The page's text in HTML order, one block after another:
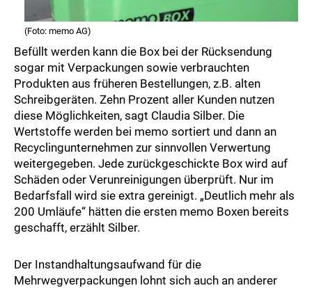
(Foto: memo AG)
Befüllt werden kann die Box bei der Rücksendung
sogar mit Verpackungen sowie verbrauchten
Produkten aus früheren Bestellungen, z.B. alten
Schreibgeräten. Zehn Prozent aller Kunden nutzen
diese Möglichkeiten, sagt Claudia Silber. Die
Wertstoffe werden bei memo sortiert und dann an
Recyclingunternehmen zur sinnvollen Verwertung
weitergegeben. Jede zurückgeschickte Box wird auf
Schäden oder Verunreinigungen überprüft. Nur im
Bedarfsfall wird sie extra gereinigt. „Deutlich mehr als
200 Umläufe“ hätten die ersten memo Boxen bereits
geschafft, erzählt Silber.
Der Instandhaltungsaufwand für die
Mehrwegverpackungen lohnt sich auch an anderer